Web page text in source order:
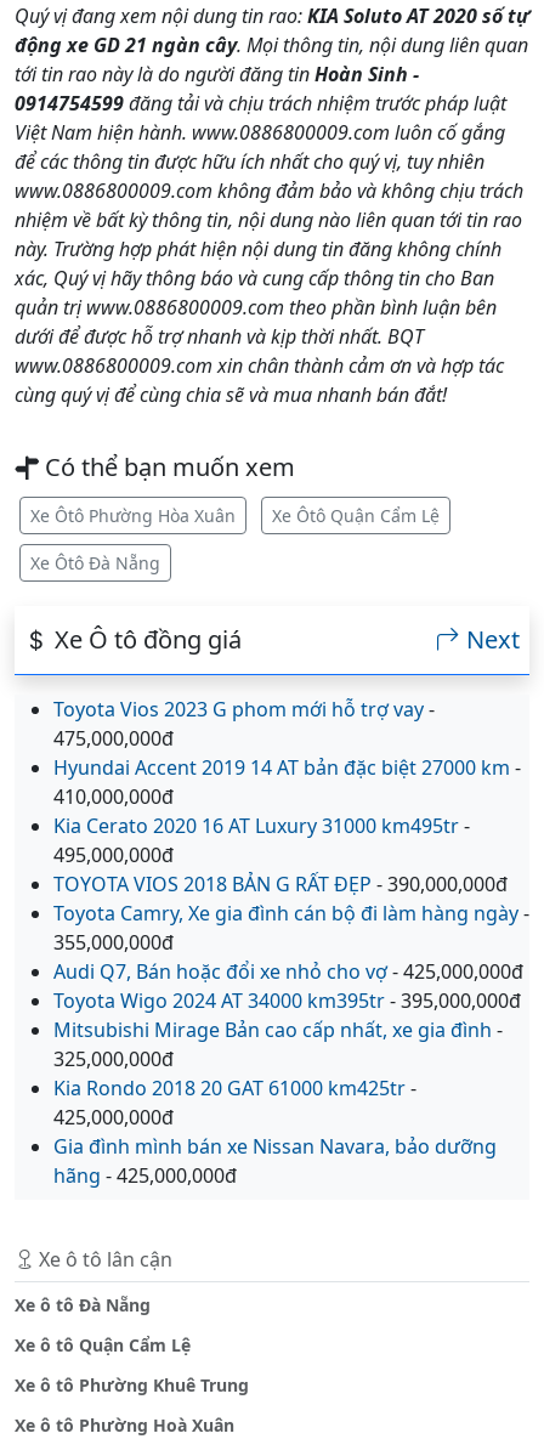
Quý vị đang xem nội dung tin rao:KIA Soluto AT 2020 số tự
động xe GD 21 ngàn cây. Mọi thông tin, nội dung liên quan
tới tin rao này là do người đăng tinHoàn Sinh -
0914754599đăng tải và chịu trách nhiệm trước pháp luật
Việt Nam hiện hành. www.0886800009.com luôn cố gắng
để các thông tin được hữu ích nhất cho quý vị, tuy nhiên
www.0886800009.com không đảm bảo và không chịu trách
nhiệm về bất kỳ thông tin, nội dung nào liên quan tới tin rao
này. Trường hợp phát hiện nội dung tin đăng không chính
xác, Quý vị hãy thông báo và cung cấp thông tin cho Ban
quản trị www.0886800009.com theo phần bình luận bên
dưới để được hỗ trợ nhanh và kịp thời nhất. BQT
www.0886800009.com xin chân thành cảm ơn và hợp tác
cùng quý vị để cùng chia sẽ và mua nhanh bán đắt!
Có thể bạn muốn xem
Xe Ôtô Phường Hòa Xuân Xe Ôtô Quận Cẩm Lệ
Xe Ôtô Đà Nẵng
Xe Ô tô đồng giá Next
Toyota Vios 2023 G phom mới hỗ trợ vay-
475,000,000đ
Hyundai Accent 2019 14 AT bản đặc biệt 27000 km -
410,000,000đ
Kia Cerato 2020 16 AT Luxury 31000 km495tr-
495,000,000đ
TOYOTA VIOS 2018 BẢN G RẤT ĐẸP - 390,000,000đ
Toyota Camry, Xe gia đình cán bộ đi làm hàng ngày-
355,000,000đ
Audi Q7, Bán hoặc đổi xe nhỏ cho vợ- 425,000,000đ
Toyota Wigo 2024 AT 34000 km395tr- 395,000,000đ
Mitsubishi Mirage Bản cao cấp nhất, xe gia đình -
325,000,000đ
Kia Rondo 2018 20 GAT 61000 km425tr-
425,000,000đ
Gia đình mình bán xe Nissan Navara, bảo dưỡng
hãng - 425,000,000đ
Xe ô tô lân cận
Xe ô tô Đà Nẵng
Xe ô tô Quận Cẩm Lệ
Xe ô tô Phường Khuê Trung
Xe ô tô Phường Hoà Xuân